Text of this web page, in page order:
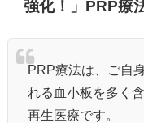
強化！」PRP療
PRP療法は、ご自
れる血小板を多く
再生医療です。